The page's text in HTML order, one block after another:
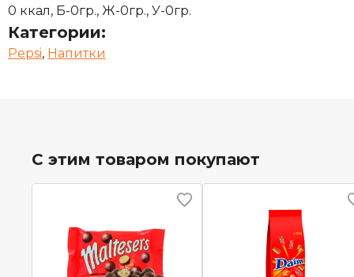
0 ккал, Б-0гр., Ж-0гр., У-0гр.
Категории:
Pepsi, Напитки
С этим товаром покупают